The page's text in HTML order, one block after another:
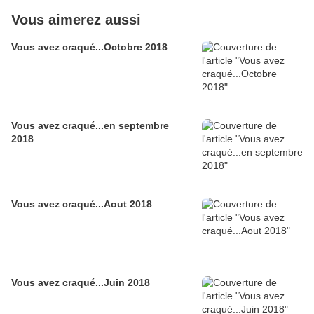
Vous aimerez aussi
Vous avez craqué...Octobre 2018
Vous avez craqué...en septembre
2018
Vous avez craqué...Aout 2018
Vous avez craqué...Juin 2018